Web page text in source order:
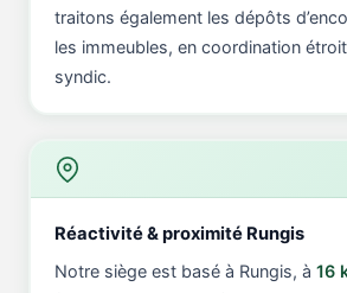
traitons également les dépôts
les immeubles, en coordination
syndic.
Réactivité & proximité Rungis
Notre siège est basé à Rungis, à 16